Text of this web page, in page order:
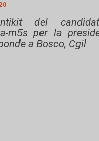
del
m5s per la
a Bosco, Cgil